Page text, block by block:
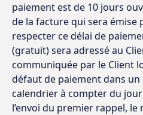
paiement est de 10 jours
de la facture qui sera émise
respecter ce délai de
(gratuit) sera adressé au
communiquée par le Client
défaut de paiement dans un
calendrier à compter du
l’envoi du premier rappel,